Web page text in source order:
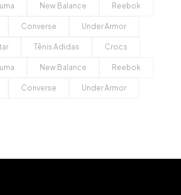
New Balance Reebok
Converse Under Armor
Tênis Adidas Crocs
New Balance Reebok
Converse Under Armor